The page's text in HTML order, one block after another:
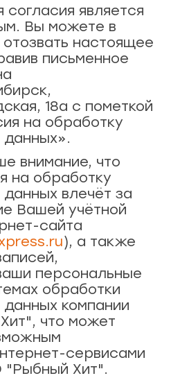
является
Вы можете в
настоящее
письменное
18а с пометкой
на обработку
внимание, что
на обработку
влечёт за
Вашей учётной
сайта
), а также
персональные
обработки
компании
что может
сервисами
Хит".